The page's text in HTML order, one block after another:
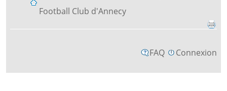
Football Club d'Annecy
FAQ Connexion